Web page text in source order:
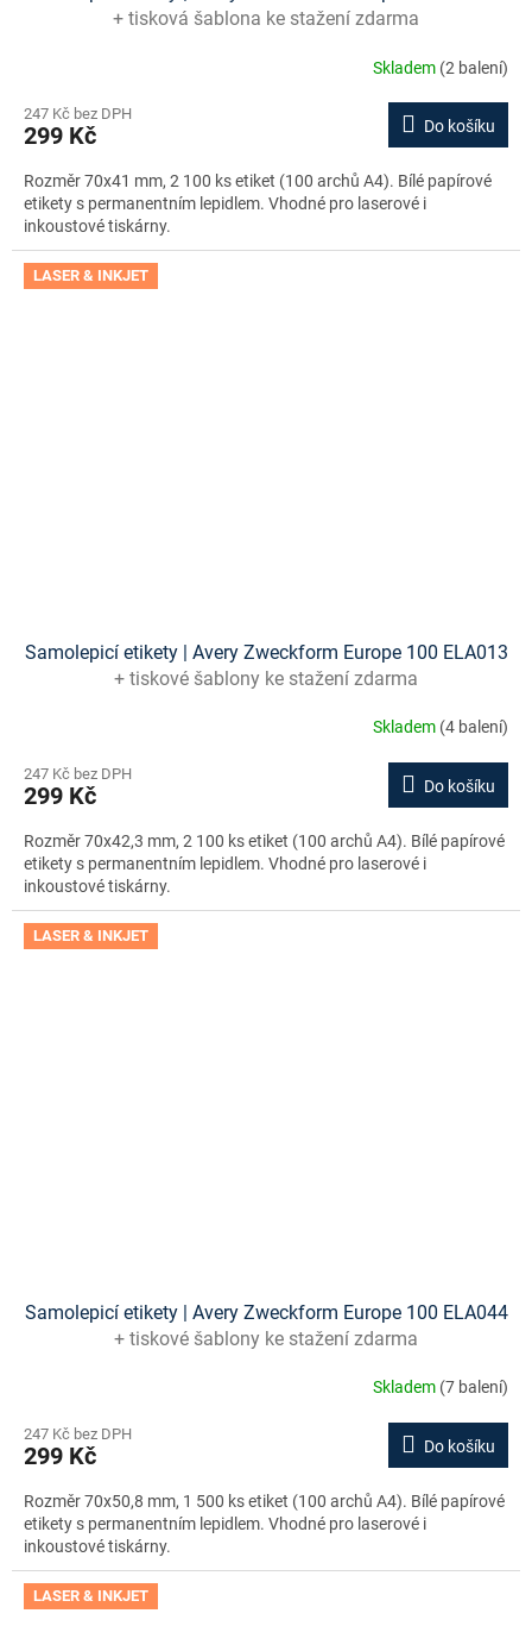
+ tisková šablona ke stažení zdarma
Skladem (2 balení)
247 Kč bez DPH
299 Kč Do košíku
Rozměr 70x41 mm, 2 100 ks etiket (100 archů A4). Bílé papírové
etikety s permanentním lepidlem. Vhodné pro laserové i
inkoustové tiskárny.
LASER & INKJET
Samolepicí etikety | Avery Zweckform Europe 100 ELA013
+ tiskové šablony ke stažení zdarma
Skladem (4 balení)
247 Kč bez DPH
299 Kč Do košíku
Rozměr 70x42,3 mm, 2 100 ks etiket (100 archů A4). Bílé papírové
etikety s permanentním lepidlem. Vhodné pro laserové i
inkoustové tiskárny.
LASER & INKJET
Samolepicí etikety | Avery Zweckform Europe 100 ELA044
+ tiskové šablony ke stažení zdarma
Skladem (7 balení)
247 Kč bez DPH
299 Kč Do košíku
Rozměr 70x50,8 mm, 1 500 ks etiket (100 archů A4). Bílé papírové
etikety s permanentním lepidlem. Vhodné pro laserové i
inkoustové tiskárny.
LASER & INKJET